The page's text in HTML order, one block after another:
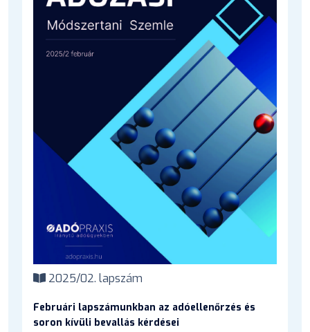
2025/02. lapszám
Februári lapszámunkban az adóellenőrzés és
soron kívüli bevallás kérdései